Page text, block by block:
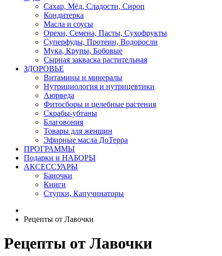
Сахар, Мёд, Сладости, Сироп
Кондитерка
Масла и соусы
Орехи, Семена, Пасты, Сухофрукты
Суперфуды, Протеин, Водоросли
Мука, Крупы, Бобовые
Сырная закваска растительная
ЗДОРОВЬЕ
Витамины и минералы
Нутрициология и нутрицевтики
Аюрведа
Фитосборы и целебные растения
Скрабы-убтаны
Благовония
Товары для женщин
Эфирные масла ДоТерра
ПРОГРАММЫ
Подарки и НАБОРЫ
АКСЕССУАРЫ
Баночки
Книги
Ступки, Капучинаторы
Рецепты от Лавочки
Рецепты от Лавочки